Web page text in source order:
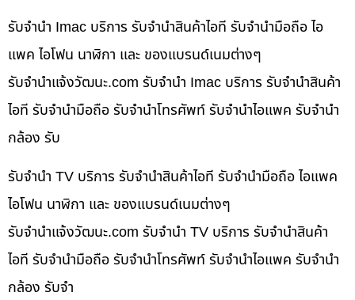
รับจำนำ Imac บริการ รับจำนำสินค้าไอที รับจำนำมือถือ ไอ
แพค ไอโฟน นาฬิกา และ ของแบรนด์เนมต่างๆ
รับจํานําแจ้งวัฒนะ.com รับจำนำ Imac บริการ รับจำนำสินค้า
ไอที รับจำนำมือถือ รับจำนำโทรศัพท์ รับจำนำไอแพค รับจำนำ
กล้อง รับ
รับจำนำ TV บริการ รับจำนำสินค้าไอที รับจำนำมือถือ ไอแพค
ไอโฟน นาฬิกา และ ของแบรนด์เนมต่างๆ
รับจํานําแจ้งวัฒนะ.com รับจำนำ TV บริการ รับจำนำสินค้า
ไอที รับจำนำมือถือ รับจำนำโทรศัพท์ รับจำนำไอแพค รับจำนำ
กล้อง รับจำ